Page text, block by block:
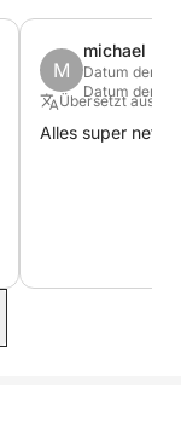
M
michael
Datum der
Datum der
Übersetzt aus
Alles